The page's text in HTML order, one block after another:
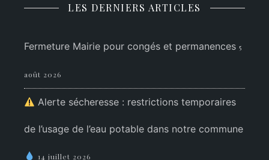
LES DERNIERS ARTICLES
Fermeture Mairie pour congés et permanences 5
août 2026
Alerte sécheresse : restrictions temporaires
de l’usage de l’eau potable dans notre commune
14 juillet 2026